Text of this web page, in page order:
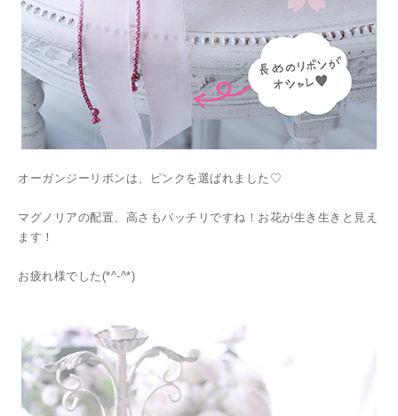
オーガンジーリボンは、ピンクを選ばれました♡
マグノリアの配置、高さもバッチリですね！お花が生き生きと見え
ます！
お疲れ様でした(*^-^*)